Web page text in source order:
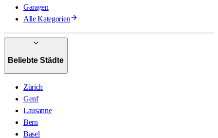
Garagen
Alle Kategorien
Beliebte Städte
Zürich
Genf
Lausanne
Bern
Basel